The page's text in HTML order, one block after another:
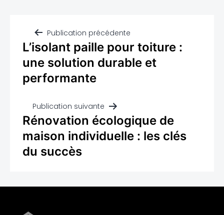
Publication précédente
L’isolant paille pour toiture :
une solution durable et
performante
Publication suivante
Rénovation écologique de
maison individuelle : les clés
du succès